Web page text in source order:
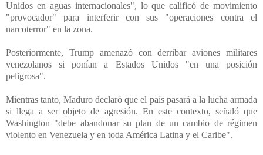
Unidos en aguas internacionales", lo que calificó de movimiento
"provocador" para interferir con sus "operaciones contra el
narcoterror" en la zona.
Posteriormente, Trump amenazó con derribar aviones militares
venezolanos si ponían a Estados Unidos "en una posición
peligrosa".
Mientras tanto, Maduro declaró que el país pasará a la lucha armada
si llega a ser objeto de agresión. En este contexto, señaló que
Washington "debe abandonar su plan de un cambio de régimen
violento en Venezuela y en toda América Latina y el Caribe".